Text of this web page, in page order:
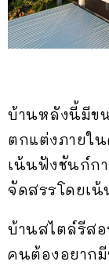
บ้านหลังนี้มีข
ตกแต่งภายใ
เน้นฟังชันก์กา
จัดสรรโดยเ
บ้านสไตล์รีส
คนต้องอยาก